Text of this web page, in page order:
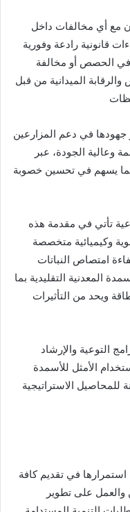
مع أي مخالفات داخل
قانونية رادعة وفورية
الحصص أو مخالفة
الميدانية من قبل
في دعم المزارعين
وعالية الجودة، عبر
بما يسهم في تحسين خصوبة
تأتي في مقدمة هذه
وكيميائية متخصصة
امتصاص النباتات
المعدنية التقليدية بما
ويحد من التأثيرات
التوعية والإرشاد
الأمثل للأسمدة
للمحاصيل الاستراتيجية
في تقديم كافة
والعمل على تطوير